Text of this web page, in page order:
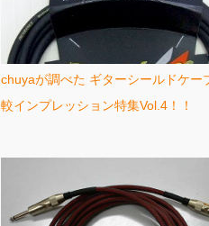
chuyaが調べた ギターシールドケー
較インプレッション特集Vol.4！！